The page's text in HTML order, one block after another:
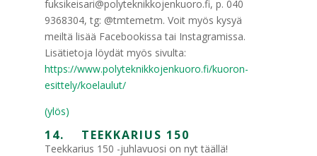
fuksikeisari@polyteknikkojenkuoro.fi, p. 040
9368304, tg: @tmtemetm. Voit myös kysyä
meiltä lisää Facebookissa tai Instagramissa.
Lisätietoja löydät myös sivulta:
https://www.polyteknikkojenkuoro.fi/kuoron-
esittely/koelaulut/
(ylös)
14. TEEKKARIUS 150
Teekkarius 150 -juhlavuosi on nyt täällä!